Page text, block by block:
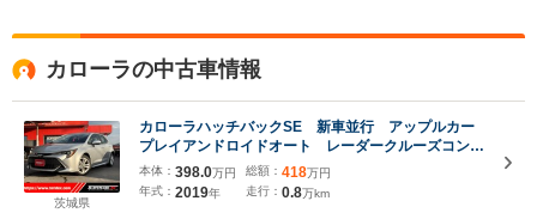
カローラの中古車情報
茨城県
カローラハッチバックSE 新車並行 アップルカー
プレイアンドロイドオート レーダークルーズコント
ロール プッシュスタート プリクラッシュセーフテ
ィ レーンキープアシスト 純正18インチホイール
リアゲートスポイラー
本体： 398.0万円
年式： 2019年
総額： 418万円
走行： 0.8万km